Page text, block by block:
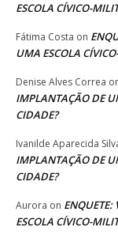
ESCOLA CÍVICO-
Fátima Costa on
UMA ESCOLA
Denise Alves Correa
IMPLANTAÇÃO DE
CIDADE?
Ivanilde Aparecida
IMPLANTAÇÃO DE
CIDADE?
Aurora on ENQUETE:
ESCOLA CÍVICO-